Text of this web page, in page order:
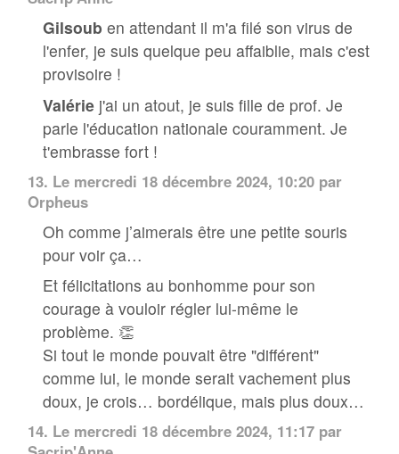
Gilsoub en attendant il m'a filé son virus de
l'enfer, je suis quelque peu affaiblie, mais c'est
provisoire !
Valérie j'ai un atout, je suis fille de prof. Je
parle l'éducation nationale couramment. Je
t'embrasse fort !
13. Le mercredi 18 décembre 2024, 10:20 par
Orpheus
Oh comme j’aimerais être une petite souris
pour voir ça…
Et félicitations au bonhomme pour son
courage à vouloir régler lui-même le
problème. 👏
Si tout le monde pouvait être "différent"
comme lui, le monde serait vachement plus
doux, je crois… bordélique, mais plus doux…
14. Le mercredi 18 décembre 2024, 11:17 par